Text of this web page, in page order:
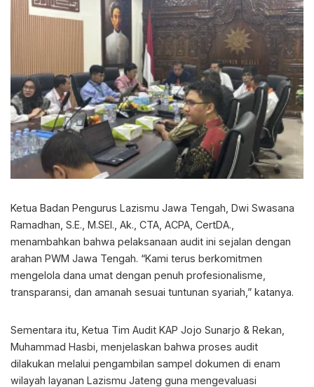
Ketua Badan Pengurus Lazismu Jawa Tengah, Dwi Swasana
Ramadhan, S.E., M.SEI., Ak., CTA, ACPA, CertDA.,
menambahkan bahwa pelaksanaan audit ini sejalan dengan
arahan PWM Jawa Tengah. “Kami terus berkomitmen
mengelola dana umat dengan penuh profesionalisme,
transparansi, dan amanah sesuai tuntunan syariah,” katanya.
Sementara itu, Ketua Tim Audit KAP Jojo Sunarjo & Rekan,
Muhammad Hasbi, menjelaskan bahwa proses audit
dilakukan melalui pengambilan sampel dokumen di enam
wilayah layanan Lazismu Jateng guna mengevaluasi